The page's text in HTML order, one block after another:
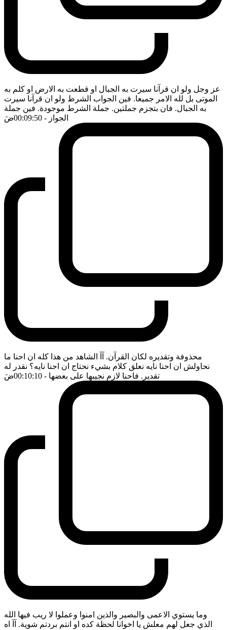
عز وجل ولو ان قرآنا سيرت به الجبال او قطعت به الارض او كلم به
الموتى بل لله الامر جميعا. فين الجواب الشرط ولو ان قرآنا سيرت
به الجبال. فان بتجزم جملتين. جملة الشرط موجودة. فين جملة
الجواز - 00:09:50 ضَ
محذوفة وتقديره لكان القرآن. آآ الشاهد من هذا كله ان احنا ما
نحاولش ان احنا نايه نعلق كلام بشيء نحتاج ان احنا نايه؟ نقدر له
تقدير. فاحنا لازم نجيبها على بعضها - 00:10:10 ضَ
وما يستوي الاعمى والبصير والذين امنوا وعملوا لا ريب فيها الله
الذي جعل لهم معلش يا اخوانا لحظة كده او انتم بردتم شوية. آآ اه